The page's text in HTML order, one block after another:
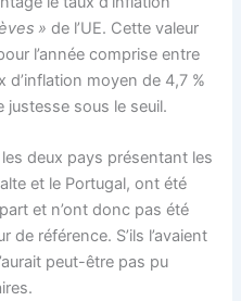
» de l’UE. Cette valeur
l’année comprise entre
d’inflation moyen de 4,7 %
sous le seuil.
deux pays présentant les
et le Portugal, ont été
et n’ont donc pas été
de référence. S’ils l’avaient
peut-être pas pu